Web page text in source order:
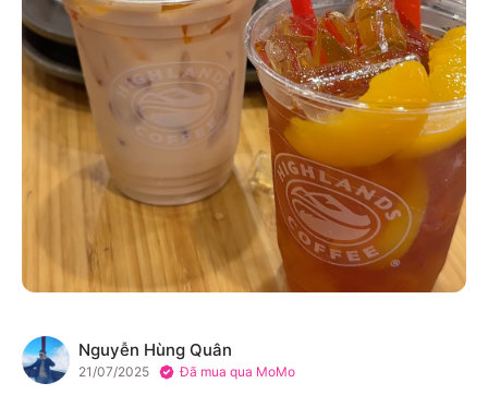
N Nguyễn Hùng Quân
21/07/2025 Đã mua qua MoMo